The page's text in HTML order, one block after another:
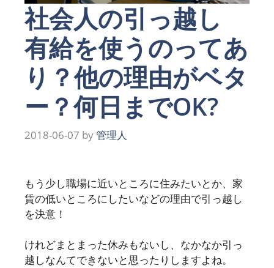
社会人の引っ越し
有給を使うのってあ
り？他の理由がベタ
ー？何日までOK?
2018-06-07 by管理人
もう少し職場に近いところに住みたいとか、家
賃の低いところにしたいなどの理由で引っ越し
を決意！
けれどまとまった休みもないし、なかなか引っ
越しなんてできないと思ったりしますよね。